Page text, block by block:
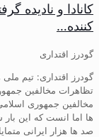
کانادا و نادیده
کننده…
گودرز اقتداری
تظاهرات مخالفین
مخالفین جمهوری
ها اما انست که این بار
صد ها هزار ایرانی